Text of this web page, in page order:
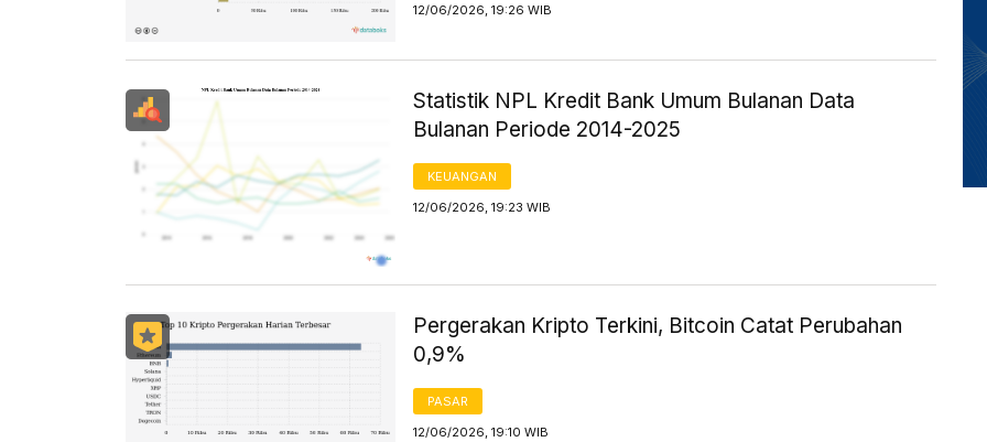
12/06/2026, 19:26 WIB
Statistik NPL Kredit Bank Umum Bulanan Data
Bulanan Periode 2014-2025
KEUANGAN
12/06/2026, 19:23 WIB
Pergerakan Kripto Terkini, Bitcoin Catat Perubahan
0,9%
PASAR
12/06/2026, 19:10 WIB